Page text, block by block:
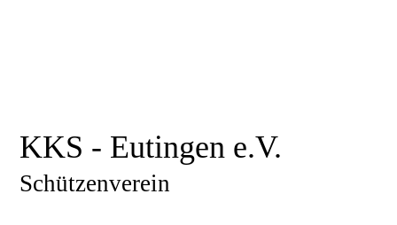
KKS - Eutingen e.V.
Schützenverein